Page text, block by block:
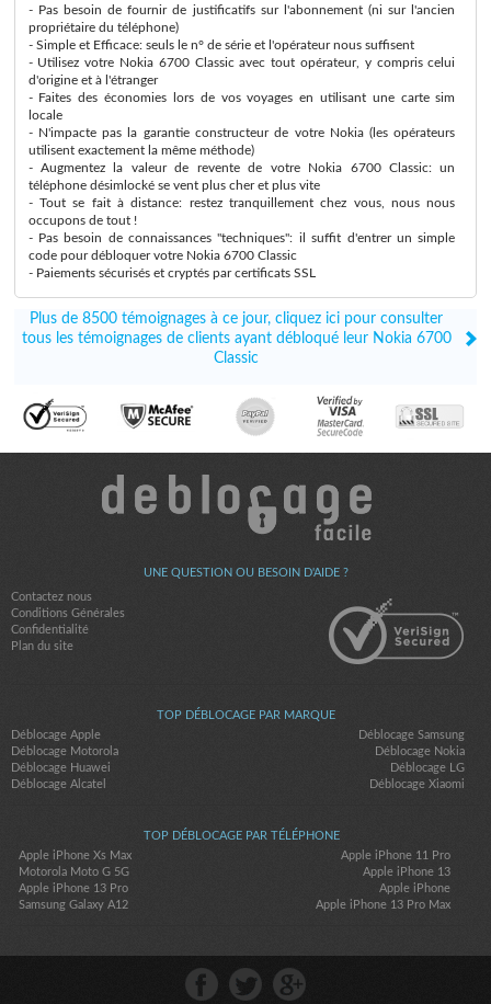
- Pas besoin de fournir de justificatifs sur l'abonnement (ni sur l'ancien
propriétaire du téléphone)
- Simple et Efficace: seuls le n° de série et l'opérateur nous suffisent
- Utilisez votre Nokia 6700 Classic avec tout opérateur, y compris celui
d'origine et à l'étranger
- Faites des économies lors de vos voyages en utilisant une carte sim
locale
- N'impacte pas la garantie constructeur de votre Nokia (les opérateurs
utilisent exactement la même méthode)
- Augmentez la valeur de revente de votre Nokia 6700 Classic: un
téléphone désimlocké se vent plus cher et plus vite
- Tout se fait à distance: restez tranquillement chez vous, nous nous
occupons de tout !
- Pas besoin de connaissances "techniques": il suffit d'entrer un simple
code pour débloquer votre Nokia 6700 Classic
- Paiements sécurisés et cryptés par certificats SSL
Plus de 8500 témoignages à ce jour, cliquez ici pour consulter
tous les témoignages de clients ayant débloqué leur Nokia 6700
Classic
UNE QUESTION OU BESOIN D'AIDE ?
Contactez nous
Conditions Générales
Confidentialité
Plan du site
TOP DÉBLOCAGE PAR MARQUE
Déblocage Apple
Déblocage Samsung
Déblocage Motorola
Déblocage Nokia
Déblocage Huawei
Déblocage LG
Déblocage Alcatel
Déblocage Xiaomi
TOP DÉBLOCAGE PAR TÉLÉPHONE
Apple iPhone Xs Max
Apple iPhone 11 Pro
Motorola Moto G 5G
Apple iPhone 13
Apple iPhone 13 Pro
Apple iPhone
Samsung Galaxy A12
Apple iPhone 13 Pro Max